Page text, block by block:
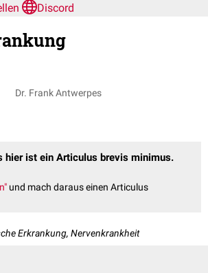
Discord
Dr. Frank Antwerpes
hier ist ein Articulus brevis minimus.
und mach daraus einen Articulus
Erkrankung, Nervenkrankheit